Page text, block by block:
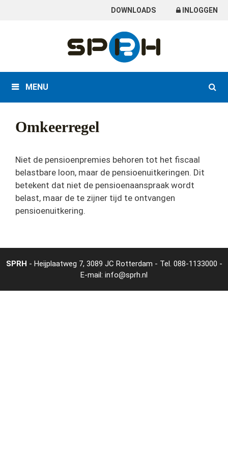
DOWNLOADS INLOGGEN
MENU
Omkeerregel
Niet de pensioenpremies behoren tot het fiscaal
belastbare loon, maar de pensioenuitkeringen. Dit
betekent dat niet de pensioenaanspraak wordt
belast, maar de te zijner tijd te ontvangen
pensioenuitkering.
SPRH - Heijplaatweg 7, 3089 JC Rotterdam - Tel. 088-1133000 -
E-mail: info@sprh.nl